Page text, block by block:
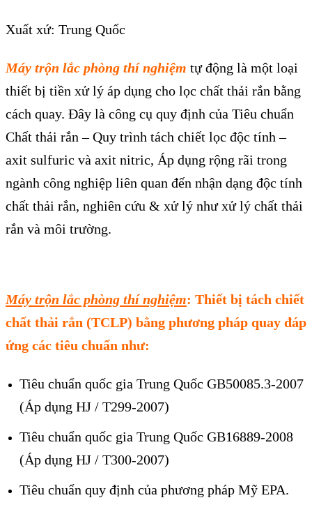
Xuất xứ: Trung Quốc
Máy trộn lắc phòng thí nghiệm tự động là một loại
thiết bị tiền xử lý áp dụng cho lọc chất thải rắn bằng
cách quay. Đây là công cụ quy định của Tiêu chuẩn
Chất thải rắn – Quy trình tách chiết lọc độc tính –
axit sulfuric và axit nitric, Áp dụng rộng rãi trong
ngành công nghiệp liên quan đến nhận dạng độc tính
chất thải rắn, nghiên cứu & xử lý như xử lý chất thải
rắn và môi trường.
Máy trộn lắc phòng thí nghiệm: Thiết bị tách chiết
chất thải rắn (TCLP) bằng phương pháp quay đáp
ứng các tiêu chuẩn như:
Tiêu chuẩn quốc gia Trung Quốc GB50085.3-2007
(Áp dụng HJ / T299-2007)
Tiêu chuẩn quốc gia Trung Quốc GB16889-2008
(Áp dụng HJ / T300-2007)
Tiêu chuẩn quy định của phương pháp Mỹ EPA.